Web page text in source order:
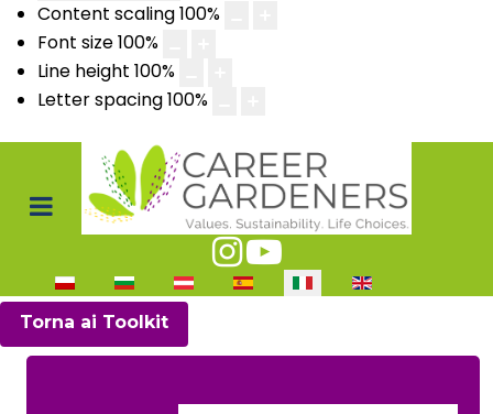
Content scaling100%
Font size100%
Line height 100%
Letter spacing100%
Seleziona la tua lingua
Torna ai Toolkit